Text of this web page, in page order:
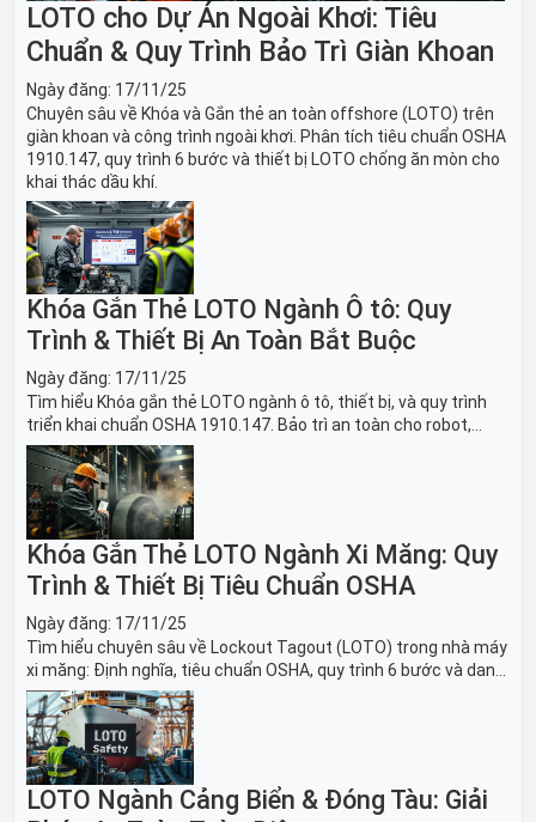
LOTO cho Dự Án Ngoài Khơi: Tiêu
Chuẩn & Quy Trình Bảo Trì Giàn Khoan
Ngày đăng: 17/11/25
Chuyên sâu về Khóa và Gắn thẻ an toàn offshore (LOTO) trên
giàn khoan và công trình ngoài khơi. Phân tích tiêu chuẩn OSHA
1910.147, quy trình 6 bước và thiết bị LOTO chống ăn mòn cho
khai thác dầu khí.
Khóa Gắn Thẻ LOTO Ngành Ô tô: Quy
Trình & Thiết Bị An Toàn Bắt Buộc
Ngày đăng: 17/11/25
Tìm hiểu Khóa gắn thẻ LOTO ngành ô tô, thiết bị, và quy trình
triển khai chuẩn OSHA 1910.147. Bảo trì an toàn cho robot,
băng tải sản xuất ô tô và dây chuyền lắp ráp xe hơi.
Khóa Gắn Thẻ LOTO Ngành Xi Măng: Quy
Trình & Thiết Bị Tiêu Chuẩn OSHA
Ngày đăng: 17/11/25
Tìm hiểu chuyên sâu về Lockout Tagout (LOTO) trong nhà máy
xi măng: Định nghĩa, tiêu chuẩn OSHA, quy trình 6 bước và danh
sách thiết bị LOTO thiết yếu. Giải pháp bảo trì lò nung, máy
nghiền an toàn.
LOTO Ngành Cảng Biển & Đóng Tàu: Giải